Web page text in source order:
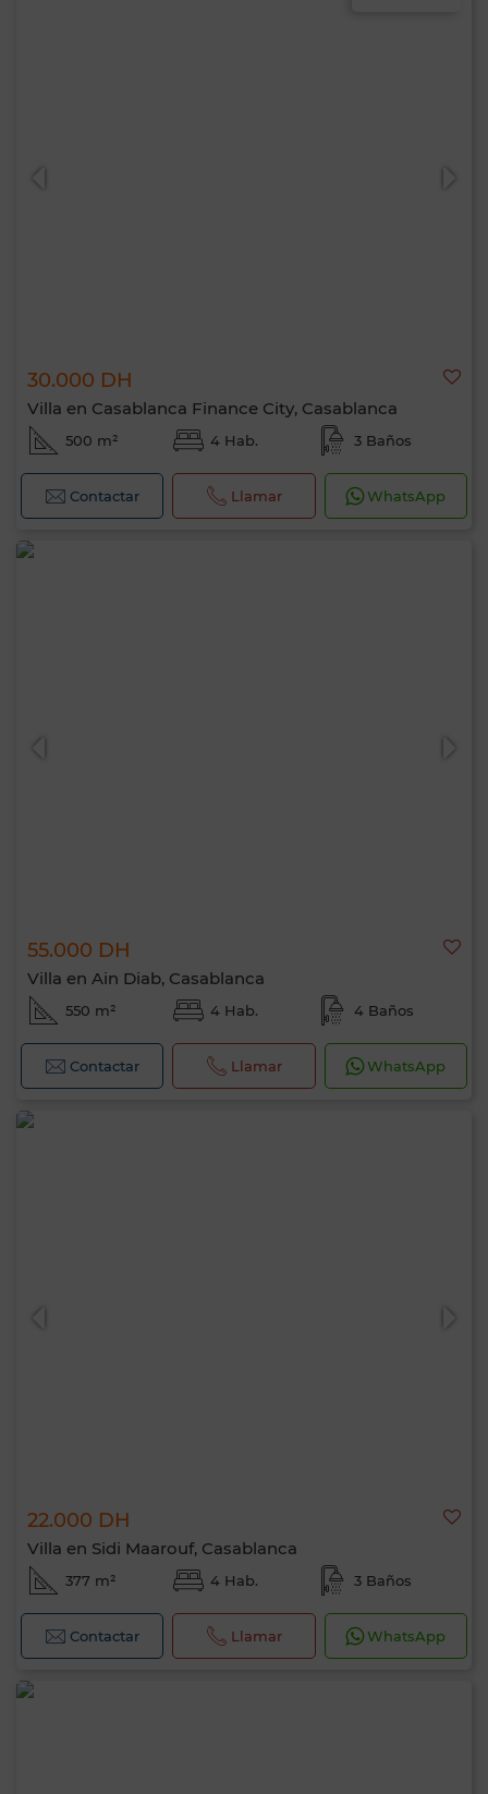
30.000 DH
Villa en Casablanca Finance City, Casablanca
500 m² 4 Hab. 3 Baños
Contactar Llamar WhatsApp
55.000 DH
Villa en Ain Diab, Casablanca
550 m² 4 Hab. 4 Baños
Contactar Llamar WhatsApp
22.000 DH
Villa en Sidi Maarouf, Casablanca
377 m² 4 Hab. 3 Baños
Contactar Llamar WhatsApp